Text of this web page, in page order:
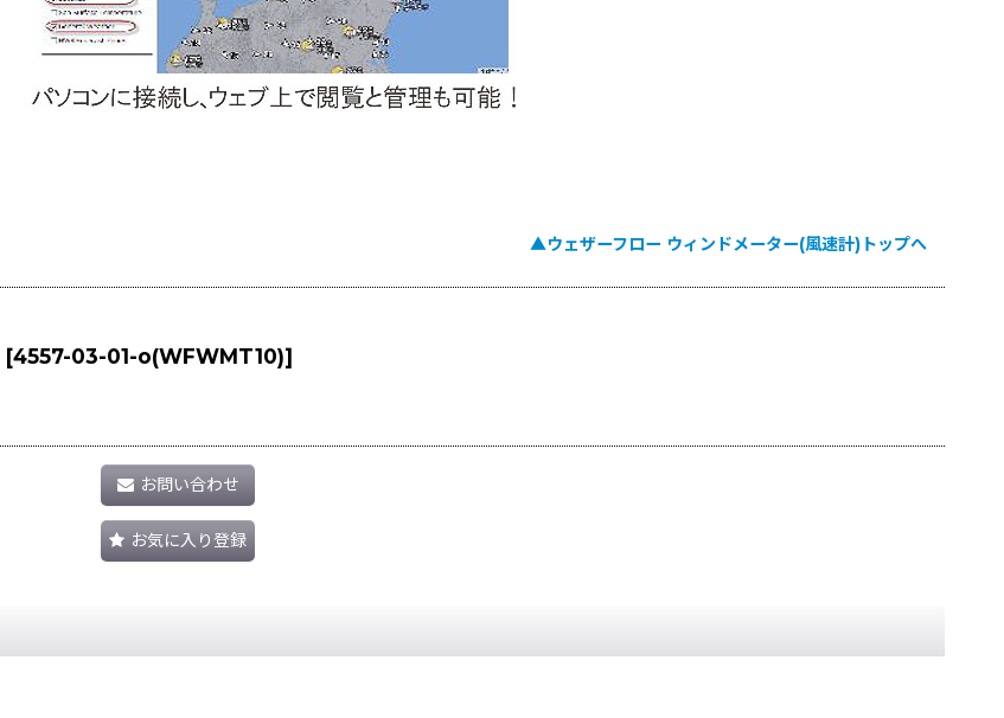
▲ウェザーフロー ウィンドメーター(風速計)トップへ
[4557-03-01-o(WFWMT10)]
お問い合わせ
お気に入り登録